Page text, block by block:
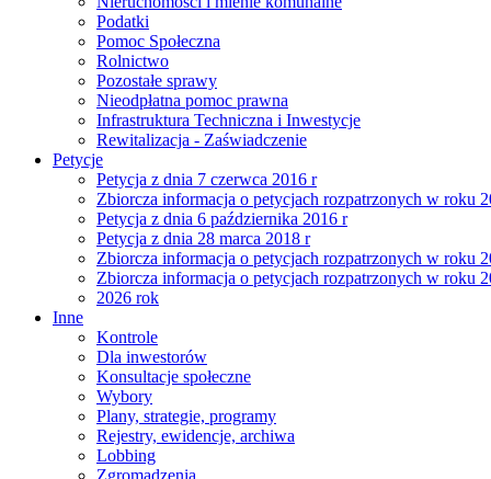
Podatki
Pomoc Społeczna
Rolnictwo
Pozostałe sprawy
Nieodpłatna pomoc prawna
Infrastruktura Techniczna i Inwestycje
Rewitalizacja - Zaświadczenie
Petycje
Petycja z dnia 7 czerwca 2016 r
Zbiorcza informacja o petycjach rozpatrzonych w roku
Petycja z dnia 6 października 2016 r
Petycja z dnia 28 marca 2018 r
Zbiorcza informacja o petycjach rozpatrzonych w roku
Zbiorcza informacja o petycjach rozpatrzonych w roku
2026 rok
Inne
Kontrole
Dla inwestorów
Konsultacje społeczne
Wybory
Plany, strategie, programy
Rejestry, ewidencje, archiwa
Lobbing
Zgromadzenia